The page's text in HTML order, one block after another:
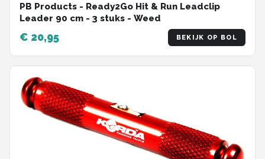
PB Products - Ready2Go Hit & Run Leadclip
Leader 90 cm - 3 stuks - Weed
€ 20,95 BEKIJK OP BOL